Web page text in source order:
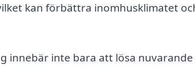
kan förbättra inomhusklimatet
innebär inte bara att lösa nuvarande